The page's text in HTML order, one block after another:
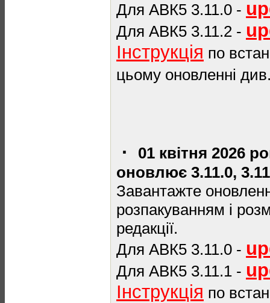
Для АВК5 3.11.0 -
Для АВК5 3.11.2 -
Інструкція по
цьому оновленні
·
01 квітня 2026
оновлює 3.11.0,
Завантажте
розпакуванням і
редакції.
Для АВК5 3.11.0 -
Для АВК5 3.11.1 -
Інструкція по